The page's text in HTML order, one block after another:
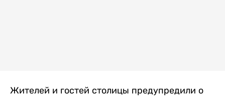
Жителей и гостей столицы предупредили о